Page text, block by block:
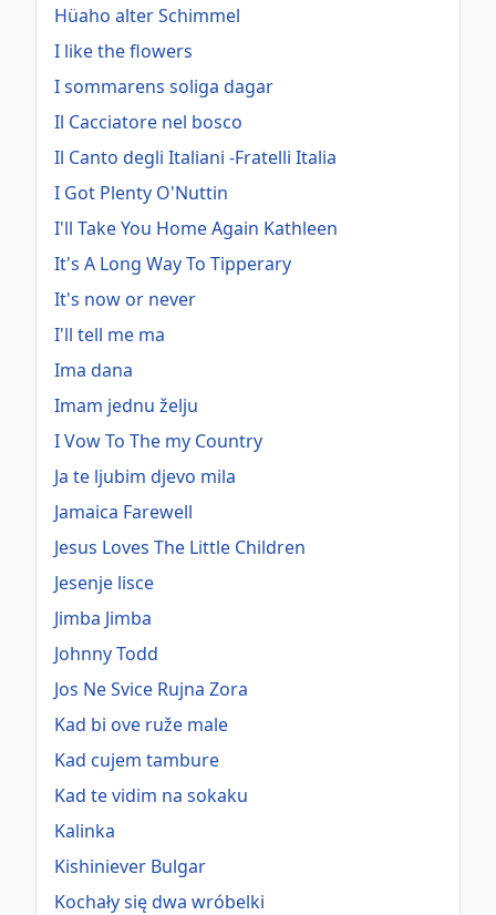
Hüaho alter Schimmel
I like the flowers
I sommarens soliga dagar
Il Cacciatore nel bosco
Il Canto degli Italiani -Fratelli Italia
I Got Plenty O'Nuttin
I'll Take You Home Again Kathleen
It's A Long Way To Tipperary
It's now or never
I'll tell me ma
Ima dana
Imam jednu želju
I Vow To The my Country
Ja te ljubim djevo mila
Jamaica Farewell
Jesus Loves The Little Children
Jesenje lisce
Jimba Jimba
Johnny Todd
Jos Ne Svice Rujna Zora
Kad bi ove ruže male
Kad cujem tambure
Kad te vidim na sokaku
Kalinka
Kishiniever Bulgar
Kochały się dwa wróbelki